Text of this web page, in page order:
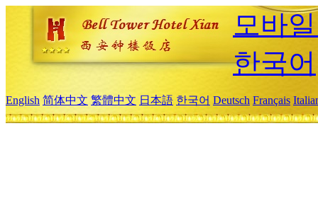
모바
한국어
English 简体中文 繁體中文 日本語 한국어 Deutsch Français